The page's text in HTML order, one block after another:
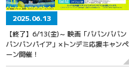
2025.06.13
【終了】6/13(金)～ 映画「ババンババン
バンバンパイア」×トンデミ応援キャンペ
ーン開催！